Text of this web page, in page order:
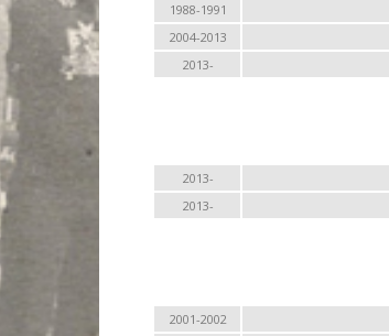
1988-1991
2004-2013
2013-
2013-
2013-
2001-2002